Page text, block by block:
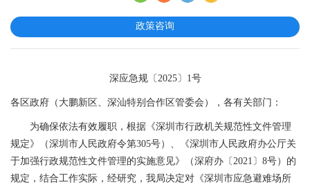
政策咨询
深应急规〔2025〕1号
各区政府（大鹏新区、深汕特别合作区管委会），各有关部门：
为确保依法有效履职，根据《深圳市行政机关规范性文件管理
规定》（深圳市人民政府令第305号）、《深圳市人民政府办公厅关
于加强行政规范性文件管理的实施意见》（深府办〔2021〕8号）的
规定，结合工作实际，经研究，我局决定对《深圳市应急避难场所